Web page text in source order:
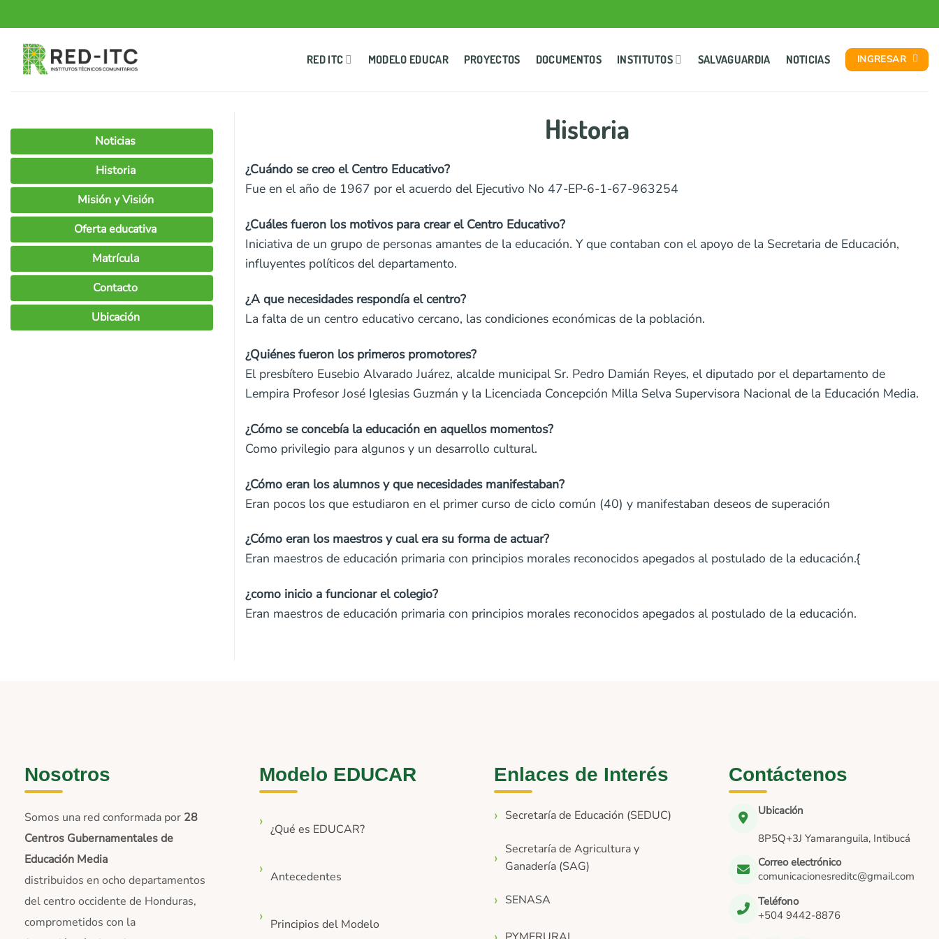
al
contenido
RED ITC MODELO EDUCAR PROYECTOS DOCUMENTOS INSTITUTOS SALVAGUARDIA NOTICIAS INGRESAR
Historia
¿Cuándo se creo el Centro Educativo?
Fue en el año de 1967 por el acuerdo del Ejecutivo No 47-EP-6-1-67-963254
¿Cuáles fueron los motivos para crear el Centro Educativo?
Iniciativa de un grupo de personas amantes de la educación. Y que contaban con el apoyo de la Secretaria de Educación,
influyentes políticos del departamento.
¿A que necesidades respondía el centro?
La falta de un centro educativo cercano, las condiciones económicas de la población.
¿Quiénes fueron los primeros promotores?
El presbítero Eusebio Alvarado Juárez, alcalde municipal Sr. Pedro Damián Reyes, el diputado por el departamento de
Lempira Profesor José Iglesias Guzmán y la Licenciada Concepción Milla Selva Supervisora Nacional de la Educación Media.
¿Cómo se concebía la educación en aquellos momentos?
Como privilegio para algunos y un desarrollo cultural.
¿Cómo eran los alumnos y que necesidades manifestaban?
Eran pocos los que estudiaron en el primer curso de ciclo común (40) y manifestaban deseos de superación
¿Cómo eran los maestros y cual era su forma de actuar?
Eran maestros de educación primaria con principios morales reconocidos apegados al postulado de la educación.{
¿como inicio a funcionar el colegio?
Eran maestros de educación primaria con principios morales reconocidos apegados al postulado de la educación.
Noticias
Historia
Misión y Visión
Oferta educativa
Matrícula
Contacto
Ubicación
Nosotros
Somos una red conformada por 28
Centros Gubernamentales de
Educación Media
distribuidos en ocho departamentos
del centro occidente de Honduras,
comprometidos con la
Modelo EDUCAR
¿Qué es EDUCAR?
Antecedentes
Principios del Modelo
Enlaces de Interés
Secretaría de Educación (SEDUC)
Secretaría de Agricultura y
Ganadería (SAG)
SENASA
Contáctenos
Ubicación
8P5Q+3J Yamaranguila, Intibucá
Correo electrónico
comunicacionesreditc@gmail.com
Teléfono
+504 9442-8876